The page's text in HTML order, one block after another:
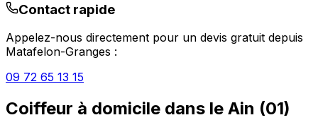
Contact rapide
Appelez-nous directement pour un devis gratuit depuis
Matafelon-Granges :
09 72 65 13 15
Coiffeur à domicile dans le Ain (01)